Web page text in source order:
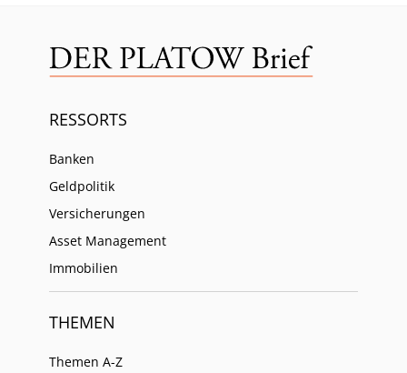
RESSORTS
Banken
Geldpolitik
Versicherungen
Asset Management
Immobilien
THEMEN
Themen A-Z